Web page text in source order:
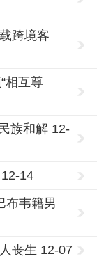
跨境客
相互尊
族和解 12-
14
布韦籍男
丧生 12-07